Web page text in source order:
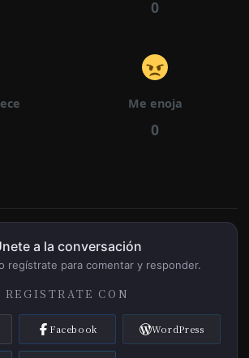
11/05/2026
0
Me enoja
0
a la conversación
regístrate para comentar y responder.
REGISTRATE CON
Facebook WordPress